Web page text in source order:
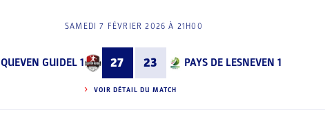
SAMEDI 7 FÉVRIER 2026 À 21H00
QUEVEN GUIDEL 1 27 23 PAYS DE LESNEVEN 1
VOIR DÉTAIL DU MATCH